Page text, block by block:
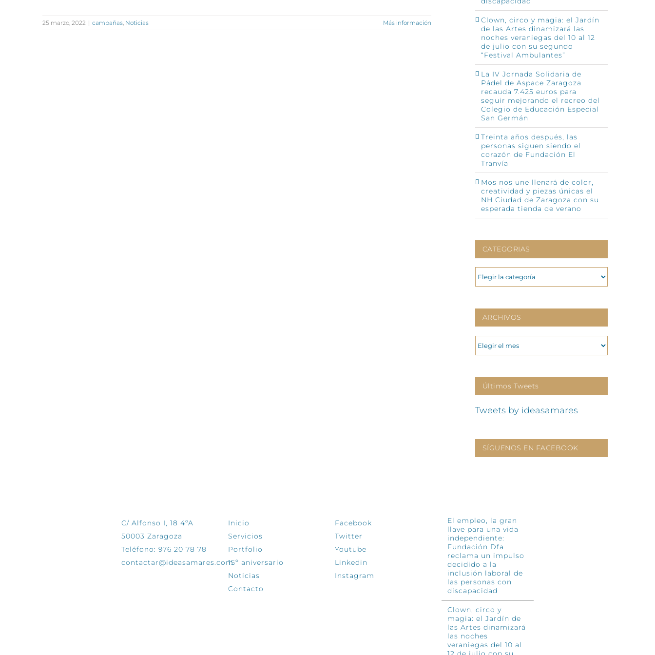
25 marzo, 2022 | campañas, Noticias Más información
Clown, circo y magia: el Jardín
de las Artes dinamizará las
noches veraniegas del 10 al 12
de julio con su segundo
“Festival Ambulantes”
La IV Jornada Solidaria de
Pádel de Aspace Zaragoza
recauda 7.425 euros para
seguir mejorando el recreo del
Colegio de Educación Especial
San Germán
Treinta años después, las
personas siguen siendo el
corazón de Fundación El
Tranvía
Mos nos une llenará de color,
creatividad y piezas únicas el
NH Ciudad de Zaragoza con su
esperada tienda de verano
CATEGORIAS
CATEGORIAS
ARCHIVOS
ARCHIVOS
Últimos Tweets
Tweets by ideasamares
SÍGUENOS EN FACEBOOK
C/ Alfonso I, 18 4ºA
50003 Zaragoza
Teléfono: 976 20 78 78
contactar@ideasamares.com
Inicio
Servicios
Portfolio
15º aniversario
Noticias
Contacto
Facebook
Twitter
Youtube
Linkedin
Instagram
El empleo, la gran
llave para una vida
independiente:
Fundación Dfa
reclama un impulso
decidido a la
inclusión laboral de
las personas con
discapacidad
Clown, circo y
magia: el Jardín de
las Artes dinamizará
las noches
veraniegas del 10 al